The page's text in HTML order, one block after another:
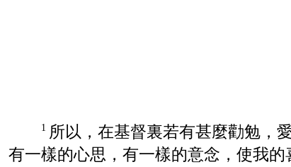
1 所以，在基督裏若有甚麼勸勉，
有一樣的心思，有一樣的意念，使我的